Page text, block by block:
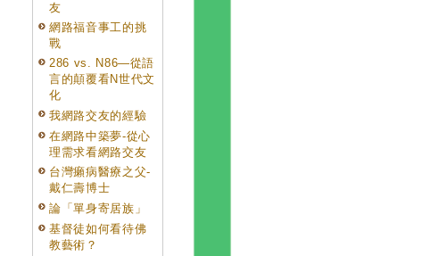
友
網路福音事工的挑
戰
286 vs. N86—從語
言的顛覆看N世代文
化
我網路交友的經驗
在網路中築夢-從心
理需求看網路交友
台灣癩病醫療之父-
戴仁壽博士
論「單身寄居族」
基督徒如何看待佛
教藝術？